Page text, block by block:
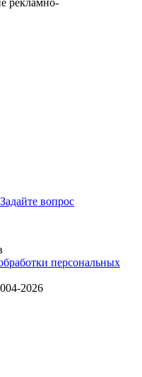
рекламно-
Задайте вопрос
персональных
2026